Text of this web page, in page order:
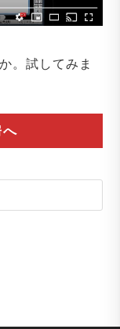
。試してみま